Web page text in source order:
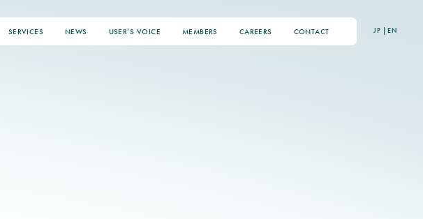
SERVICES NEWS USER’S VOICE MEMBERS CAREERS CONTACT JP EN